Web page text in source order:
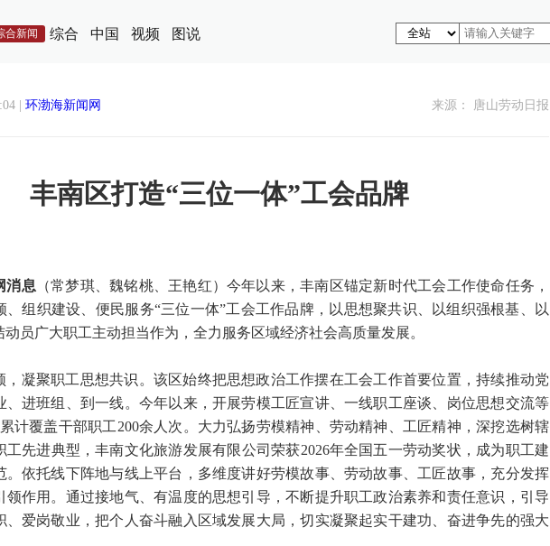
合新闻 综合 中国 视频 图说
| 环渤海新闻网 来源： 唐山劳动日报
丰南区打造“三位一体”工会品牌
消息 （常梦琪、魏铭桃、王艳红）今年以来，丰南区锚定新时代工会工作使命任务，
、组织建设、便民服务“三位一体”工会工作品牌，以思想聚共识、以组织强根基、以
动员广大职工主动担当作为，全力服务区域经济社会高质量发展。
，凝聚职工思想共识。该区始终把思想政治工作摆在工会工作首要位置，持续推动党
、进班组、到一线。今年以来，开展劳模工匠宣讲、一线职工座谈、岗位思想交流等
计覆盖干部职工200余人次。大力弘扬劳模精神、劳动精神、工匠精神，深挖选树辖
工先进典型，丰南文化旅游发展有限公司荣获2026年全国五一劳动奖状，成为职工建
。依托线下阵地与线上平台，多维度讲好劳模故事、劳动故事、工匠故事，充分发挥
领作用。通过接地气、有温度的思想引导，不断提升职工政治素养和责任意识，引导
、爱岗敬业，把个人奋斗融入区域发展大局，切实凝聚起实干建功、奋进争先的强大